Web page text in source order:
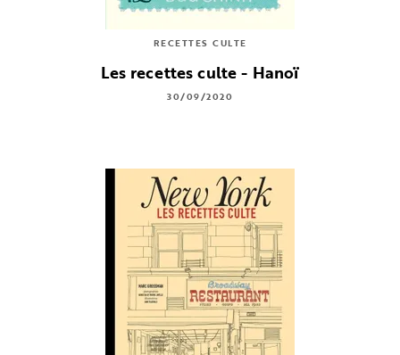
RECETTES CULTE
Les recettes culte - Hanoï
30/09/2020